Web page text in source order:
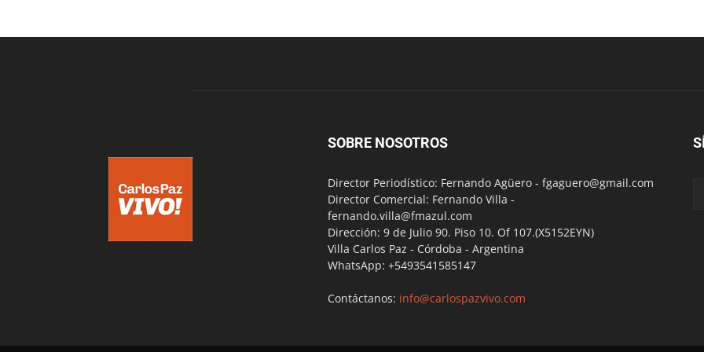
SOBRE NOSOTROS
Director Periodístico: Fernando Agüero - fgaguero@gmail.com
Director Comercial: Fernando Villa -
fernando.villa@fmazul.com
Dirección: 9 de Julio 90. Piso 10. Of 107.(X5152EYN)
Villa Carlos Paz - Córdoba - Argentina
WhatsApp: +5493541585147
Contáctanos: info@carlospazvivo.com